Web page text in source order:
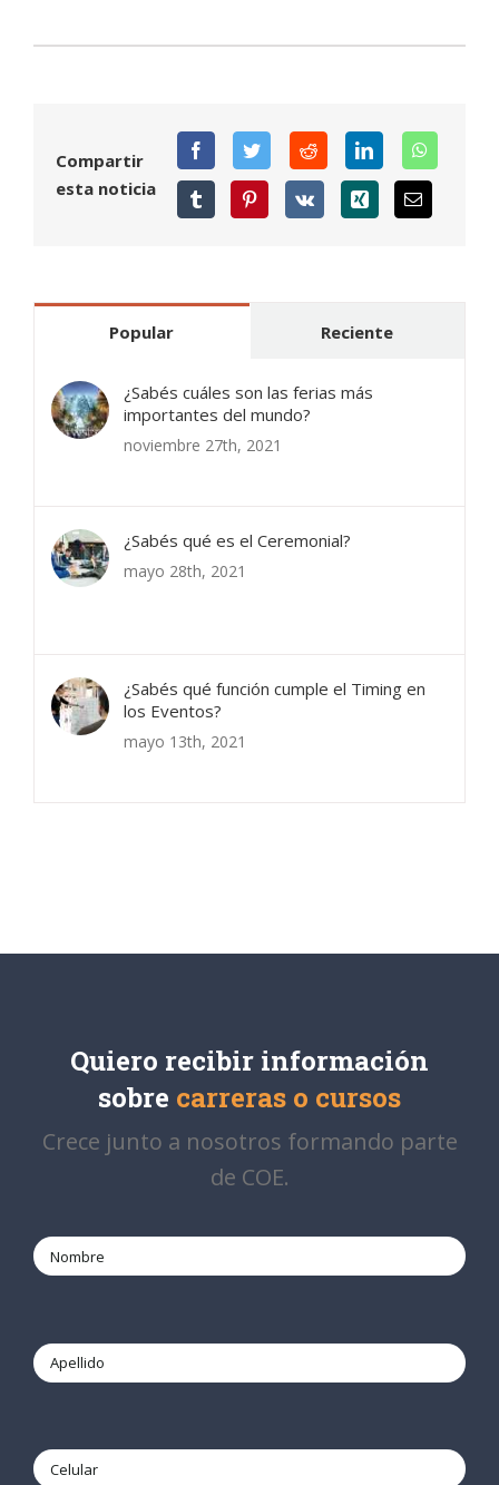
Compartir
esta noticia
Popular Reciente
¿Sabés cuáles son las ferias más
importantes del mundo?
noviembre 27th, 2021
¿Sabés qué es el Ceremonial?
mayo 28th, 2021
¿Sabés qué función cumple el Timing en
los Eventos?
mayo 13th, 2021
Quiero recibir información
sobre carreras o cursos
Crece junto a nosotros formando parte
de COE.